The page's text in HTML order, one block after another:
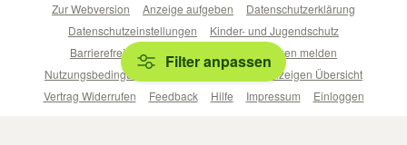
Filter anpassen
Zur Webversion Anzeige aufgeben
Datenschutzerklärung
Datenschutzeinstellungen
Kinder- und Jugendschutz
Barrierefreiheitserklärung
Sicherheitslücken melden
Nutzungsbedingungen
Beliebte Suchen
Anzeigen Übersicht
Vertrag Widerrufen
Feedback Hilfe Impressum Einloggen